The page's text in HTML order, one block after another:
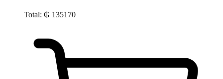
Total: ₲ 135170